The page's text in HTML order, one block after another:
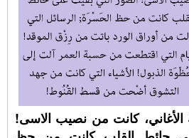
كانت من نصيب الاسى!